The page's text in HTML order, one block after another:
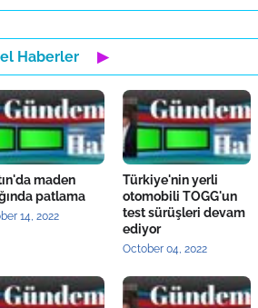
Haberler ▶
maden
patlama
14, 2022
Türkiye'nin yerli
otomobili TOGG'un
test sürüşleri devam
ediyor
October 04, 2022